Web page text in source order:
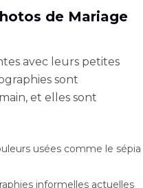
de Mariage
avec leurs petites
sont
et elles sont
usées comme le sépia
informelles actuelles